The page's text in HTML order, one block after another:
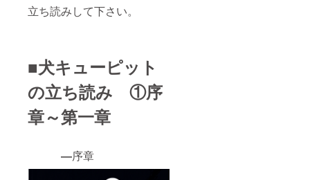
立ち読みして下さい。
■犬キューピット
の立ち読み ①序
章～第一章
―序章